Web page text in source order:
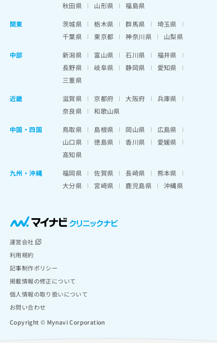
秋田県
山形県
福島県
関東
茨城県 栃木県 群馬県
埼玉県
千葉県
東京都 神奈川県
山梨県
中部
新潟県 富山県 石川県
福井県
長野県
岐阜県 静岡県
愛知県
三重県
近畿
滋賀県 京都府 大阪府
兵庫県
奈良県
和歌山県
中国・四国
鳥取県 島根県 岡山県
広島県
山口県
徳島県 香川県
愛媛県
高知県
九州・沖縄
福岡県 佐賀県 長崎県
熊本県
大分県
宮崎県 鹿児島県 沖縄県
運営会社
利用規約
記事制作ポリシー
掲載情報の修正について
個人情報の取り扱いについて
お問い合わせ
Copyright © Mynavi Corporation